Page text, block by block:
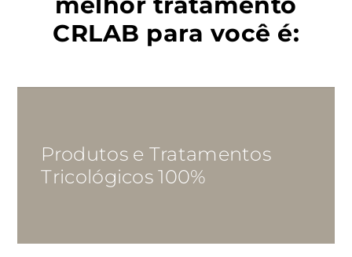
CRLAB para você é:
Produtos e Tratamentos
Tricológicos 100%